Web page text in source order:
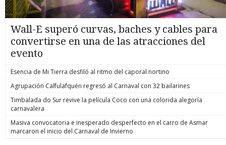
Wall-E superó curvas, baches y cables para
convertirse en una de las atracciones del
evento
Esencia de Mi Tierra desfiló al ritmo del caporal nortino
Agrupación Calfulafquén regresó al Carnaval con 32 bailarines
Timbalada do Sur revive la película Coco con una colorida alegoría
carnavalera
Masiva convocatoria e inesperado desperfecto en el carro de Asmar
marcaron el inicio del Carnaval de Invierno